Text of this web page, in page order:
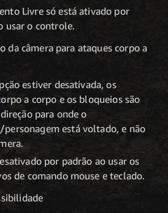
Livre só está ativado por
usar o controle.
da câmera para ataques corpo a
estiver desativada, os
a corpo e os bloqueios são
para onde o
personagem está voltado, e não
por padrão ao usar os
de comando mouse e teclado.